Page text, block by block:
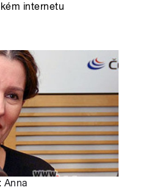
internetu
Anna